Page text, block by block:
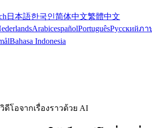
日本語한국인简体中文繁體中文
ArabicespañolPortuguêsРусскийภา
Bahasa Indonesia
ดีโอจากเรื่องราวด้วย AI